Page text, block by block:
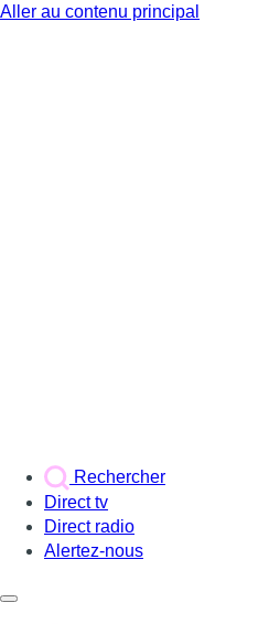
Aller au contenu principal
Rechercher
Direct tv
Direct radio
Alertez-nous